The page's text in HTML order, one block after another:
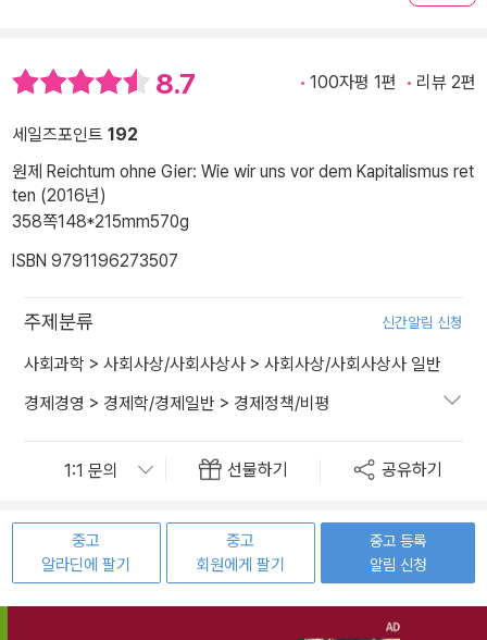
8.7 100자평 1편 리뷰 2편
세일즈포인트 192
원제 Reichtum ohne Gier: Wie wir uns vor dem Kapitalismus ret
ten (2016년)
358쪽148*215mm570g
ISBN 9791196273507
주제분류 신간알림 신청
사회과학 > 사회사상/사회사상사 > 사회사상/사회사상사 일반
경제경영 > 경제학/경제일반 > 경제정책/비평
선물하기 공유하기
중고
알라딘에 팔기
중고
회원에게 팔기
중고 등록
알림 신청